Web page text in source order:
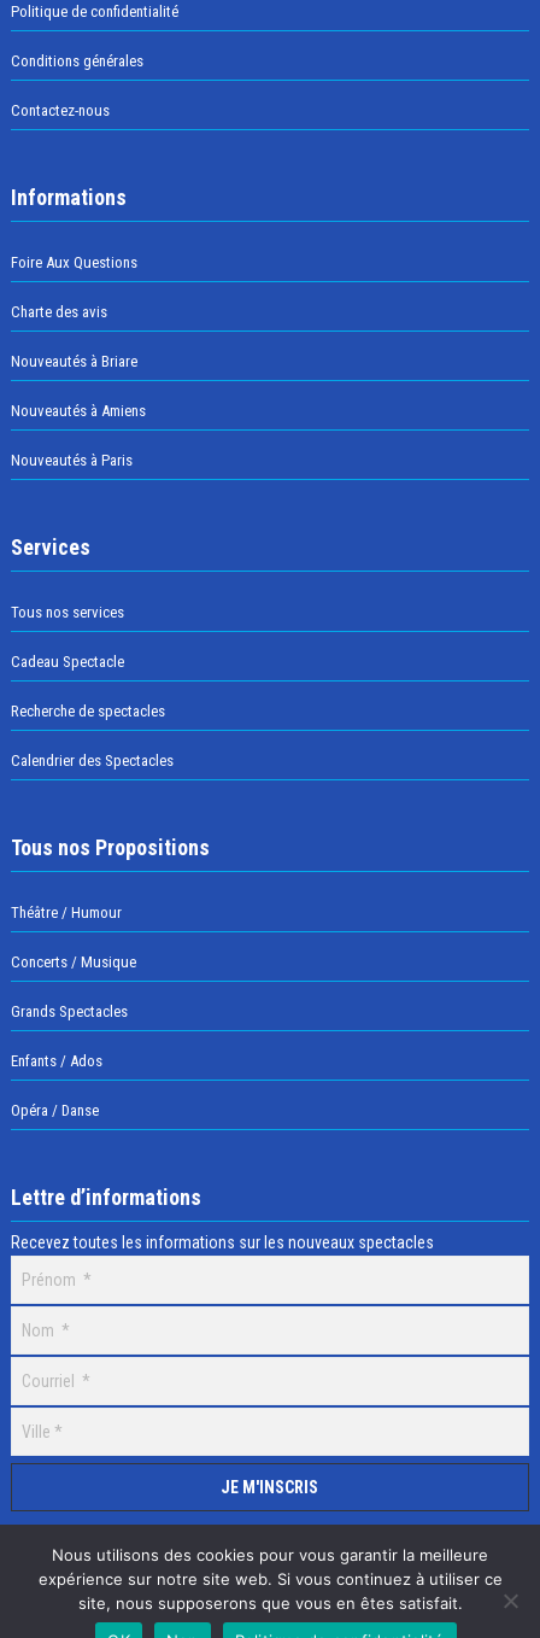
Politique de confidentialité
Conditions générales
Contactez-nous
Informations
Foire Aux Questions
Charte des avis
Nouveautés à Briare
Nouveautés à Amiens
Nouveautés à Paris
Services
Tous nos services
Cadeau Spectacle
Recherche de spectacles
Calendrier des Spectacles
Tous nos Propositions
Théâtre / Humour
Concerts / Musique
Grands Spectacles
Enfants / Ados
Opéra / Danse
Lettre d’informations
Recevez toutes les informations sur les nouveaux spectacles
Selectick © 2020 Tous droits réservés, RéalisationAdamaco
Nous utilisons des cookies pour vous garantir la meilleure
expérience sur notre site web. Si vous continuez à utiliser ce
site, nous supposerons que vous en êtes satisfait.